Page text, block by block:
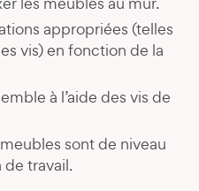
appropriées (telles
vis) en fonction de la
à l’aide des vis de
sont de niveau
de travail.